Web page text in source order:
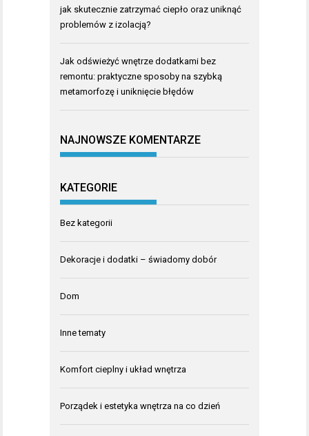
jak skutecznie zatrzymać ciepło oraz uniknąć
problemów z izolacją?
Jak odświeżyć wnętrze dodatkami bez
remontu: praktyczne sposoby na szybką
metamorfozę i uniknięcie błędów
NAJNOWSZE KOMENTARZE
KATEGORIE
Bez kategorii
Dekoracje i dodatki – świadomy dobór
Dom
Inne tematy
Komfort cieplny i układ wnętrza
Porządek i estetyka wnętrza na co dzień